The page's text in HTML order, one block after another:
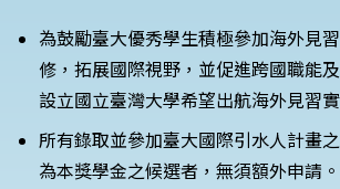
為鼓勵臺大優秀學生積極參加海外見
修，拓展國際視野，並促進跨國職能
設立國立臺灣大學希望出航海外見習
所有錄取並參加臺大國際引水人計畫
為本獎學金之候選者，無須額外申請。